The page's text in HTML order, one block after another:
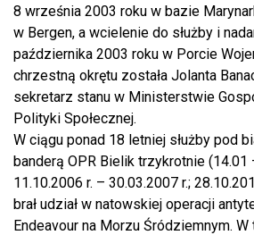
8 września 2003 roku w bazie
w Bergen, a wcielenie do służby i
października 2003 roku w Porcie
chrzestną okrętu została Jolanta
sekretarz stanu w Ministerstwie
Polityki Społecznej.
W ciągu ponad 18 letniej służby pod
banderą OPR Bielik trzykrotnie (14.01
11.10.2006 r. – 30.03.2007 r.;
brał udział w natowskiej operacji
Endeavour na Morzu Śródziemnym.